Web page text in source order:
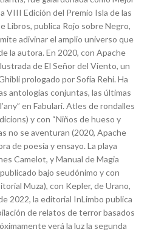
VIII Edición del Premio Isla de las
Libros, publica Rojo sobre Negro,
adivinar el amplio universo que
la autora. En 2020, con Apache
de El Señor del Viento, un
prologado por Sofía Rehi. Ha
antologías conjuntas, las últimas
en Fabulari. Atles de rondalles
y con “Niños de hueso y
no se aventuran (2020, Apache
de poesía y ensayo. La playa
Camelot, y Manual de Magia
bajo seudónimo y con
Muza), con Kepler, de Urano,
2022, la editorial InLimbo publica
de relatos de terror basados
verá la luz la segunda